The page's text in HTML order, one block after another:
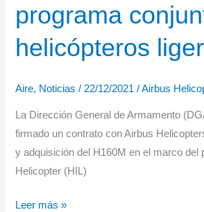
programa
helicópteros
Aire, Noticias / 22/12/2021/Airbus
La Dirección General de Armamento
firmado un contrato con Airbus
y adquisición del H160M en el marco del
Helicopter (HIL)
Francia
Leer más »